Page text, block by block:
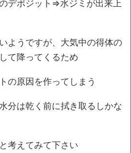
デポジット⇒水ジミが出来上
ようですが、大気中の得体の
て降ってくるため
の原因を作ってしまう
分は乾く前に拭き取るしかな
考えてみて下さい